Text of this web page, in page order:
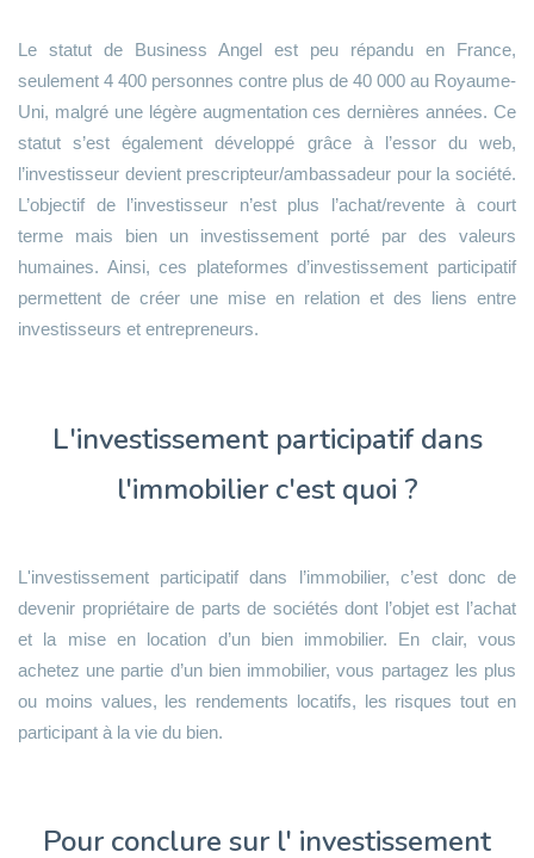
Le statut de Business Angel est peu répandu en France,
seulement 4 400 personnes contre plus de 40 000 au Royaume-
Uni, malgré une légère augmentation ces dernières années. Ce
statut s’est également développé grâce à l’essor du web,
l’investisseur devient prescripteur/ambassadeur pour la société.
L’objectif de l’investisseur n’est plus l’achat/revente à court
terme mais bien un investissement porté par des valeurs
humaines. Ainsi, ces plateformes d’investissement participatif
permettent de créer une mise en relation et des liens entre
investisseurs et entrepreneurs.
L'investissement participatif dans
l'immobilier c'est quoi ?
L'investissement participatif dans l’immobilier, c’est donc de
devenir propriétaire de parts de sociétés dont l’objet est l’achat
et la mise en location d’un bien immobilier. En clair, vous
achetez une partie d’un bien immobilier, vous partagez les plus
ou moins values, les rendements locatifs, les risques tout en
participant à la vie du bien.
Pour conclure sur l' investissement